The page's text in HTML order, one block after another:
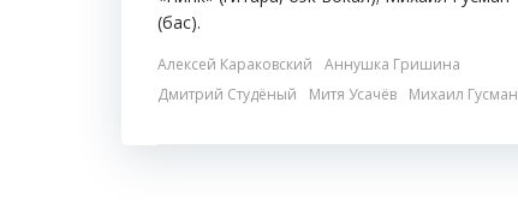
(бас).
Алексей Караковский
Аннушка Гришина
Дмитрий Студёный
Митя Усачёв Михаил Гусман